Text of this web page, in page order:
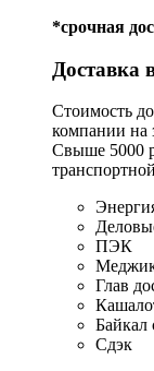
*срочная
Доставка
Стоимость
компании на
Свыше 5000
ПЭК
Глав
Байкал
Сдэк